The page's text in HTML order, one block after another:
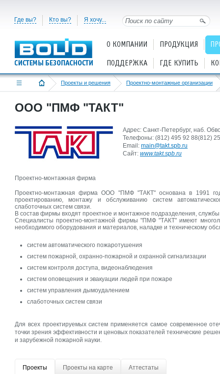
Где вы? Кто вы? Я хочу...
О КОМПАНИИ ПРОДУКЦИЯ
ПОДДЕРЖКА ГДЕ КУПИТЬ
Проекты и решения Проектно-монтажные организации
ООО "ПМФ "ТАКТ"
Адрес: Санкт-Петербург, наб.
Телефоны: (812) 495 92 88(812)
Email: main@takt.spb.ru
Cайт: www.takt.spb.ru
Проектно-монтажная фирма
Проектно-монтажная фирма ООО "ПМФ "ТАКТ" основана в 1991
проектированию, монтажу и обслуживанию систем
слаботочных систем связи.
В состав фирмы входят проектное и монтажное подразделения,
Специалисты проектно-монтажной фирмы "ПМФ "ТАКТ" имеют
необходимого оборудования и материалов, наладке и техническому
систем автоматического пожаротушения
систем пожарной, охранно-пожарной и охранной сигнализации
систем контроля доступа, видеонаблюдения
систем оповещения и эвакуации людей при пожаре
систем управления дымоудалением
слаботочных систем связи
Для всех проектируемых систем применяется самое современное
точки зрения эффективности и ценовых показателей технические
и зарубежной пожарной науки.
Проекты Проекты на карте Аттестаты